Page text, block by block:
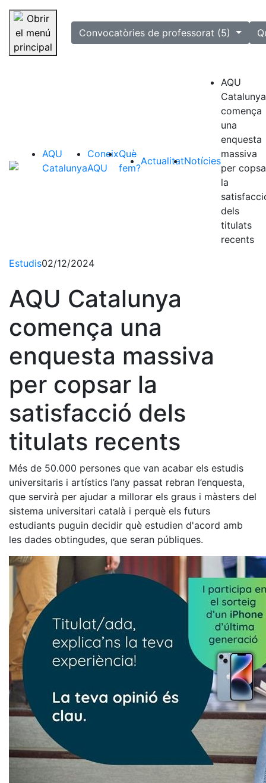
Saltar la navegació
selectedConvocatòries de professorat (5)
AQU
Catalunya
Coneix
AQU
Què
fem?
ActualitatNotícies
AQU
Catalunya
comença
una
enquesta
massiva
per
la
dels
titulats
recents
Estudis02/12/2024
AQU Catalunya
comença una
enquesta massiva
per copsar la
satisfacció dels
titulats recents
Més de 50.000 persones que van acabar els estudis
universitaris i artístics l’any passat rebran l’enquesta,
que servirà per ajudar a millorar els graus i màsters del
sistema universitari català i perquè els futurs
estudiants puguin decidir què estudien d'acord amb
les dades obtingudes, que seran públiques.